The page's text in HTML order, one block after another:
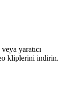
yaratıcı
kliplerini indirin.